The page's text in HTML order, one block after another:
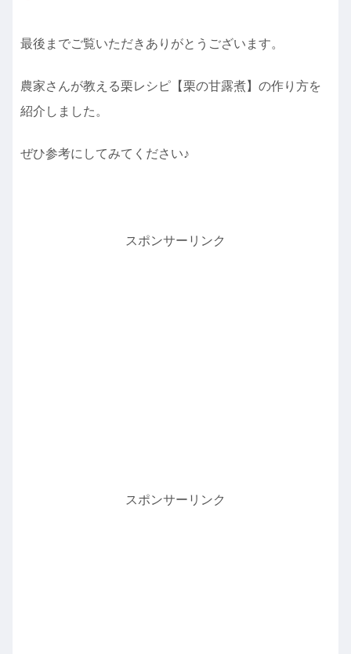
最後までご覧いただきありがとうございます。
農家さんが教える栗レシピ【栗の甘露煮】の作り方を
紹介しました。
ぜひ参考にしてみてください♪
スポンサーリンク
スポンサーリンク